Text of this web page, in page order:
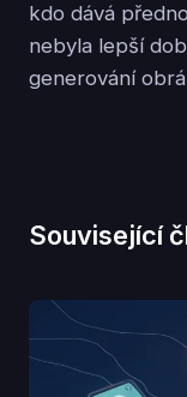
kdo dává
nebyla lepší
generování
Související